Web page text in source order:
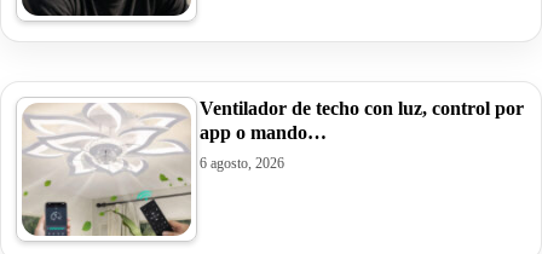
Ventilador de techo con luz, control por
app o mando…
6 agosto, 2026